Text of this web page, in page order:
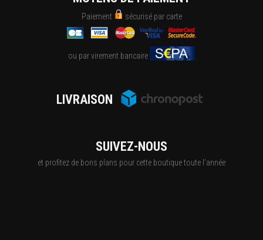
Paiement sécurisé par carte
ou par virement bancaire
LIVRAISON
SUIVEZ-NOUS
et profitez de bons plans pour cette boutique toute l'année